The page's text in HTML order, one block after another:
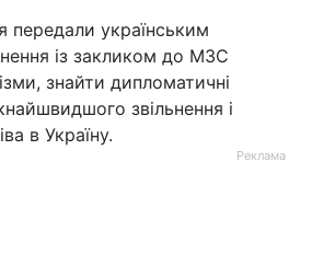
передали українським
із закликом до МЗС
знайти дипломатичні
звільнення і
в Україну.
Реклама